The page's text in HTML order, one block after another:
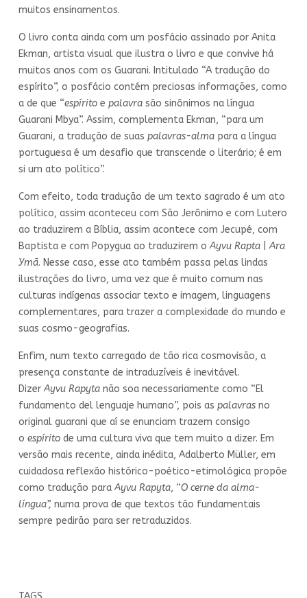
muitos ensinamentos.
O livro conta ainda com um posfácio assinado por Anita
Ekman, artista visual que ilustra o livro e que convive há
muitos anos com os Guarani. Intitulado “A tradução do
espírito”, o posfácio contém preciosas informações, como
a de que “espírito e palavra são sinônimos na língua
Guarani Mbya”. Assim, complementa Ekman, “para um
Guarani, a tradução de suas palavras-alma para a língua
portuguesa é um desafio que transcende o literário; é em
si um ato político”.
Com efeito, toda tradução de um texto sagrado é um ato
político, assim aconteceu com São Jerônimo e com Lutero
ao traduzirem a Bíblia, assim acontece com Jecupé, com
Baptista e com Popygua ao traduzirem oAyvu Rapta |Ara
Ymã. Nesse caso, esse ato também passa pelas lindas
ilustrações do livro, uma vez que é muito comum nas
culturas indígenas associar texto e imagem, linguagens
complementares, para trazer a complexidade do mundo e
suas cosmo-geografias.
Enfim, num texto carregado de tão rica cosmovisão, a
presença constante de intraduzíveis é inevitável.
DizerAyvu Rapyta não soa necessariamente como “El
fundamento del lenguaje humano”, pois as palavras no
original guarani que aí se enunciam trazem consigo
o espírito de uma cultura viva que tem muito a dizer. Em
versão mais recente, ainda inédita, Adalberto Müller, em
cuidadosa reflexão histórico-poético-etimológica propõe
como tradução paraAyvu Rapyta, “O cerne da alma-
língua”, numa prova de que textos tão fundamentais
sempre pedirão para ser retraduzidos.